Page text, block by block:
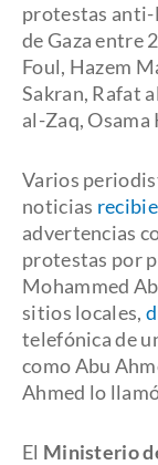
protestas anti-
de Gaza entre
Foul, Hazem
Sakran, Rafat
al-Zaq, Osama
Varios
noticias
advertencias
protestas por
Mohammed
sitios locales,
telefónica de
como Abu
Ahmed lo
El Ministerio